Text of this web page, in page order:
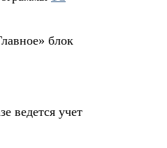
блок
ведется учет